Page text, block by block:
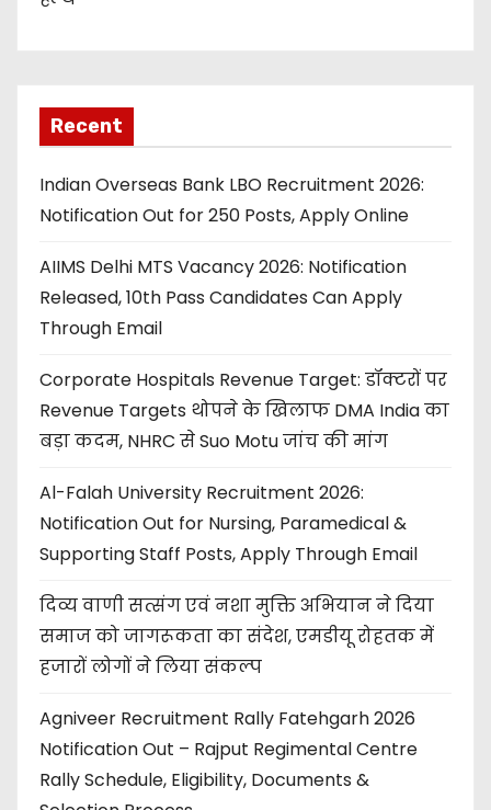
Recent
Indian Overseas Bank LBO Recruitment 2026:
Notification Out for 250 Posts, Apply Online
AIIMS Delhi MTS Vacancy 2026: Notification
Released, 10th Pass Candidates Can Apply
Through Email
Corporate Hospitals Revenue Target: डॉक्टरों पर
Revenue Targets थोपने के खिलाफ DMA India का
बड़ा कदम, NHRC से Suo Motu जांच की मांग
Al-Falah University Recruitment 2026:
Notification Out for Nursing, Paramedical &
Supporting Staff Posts, Apply Through Email
दिव्य वाणी सत्संग एवं नशा मुक्ति अभियान ने दिया
समाज को जागरूकता का संदेश, एमडीयू रोहतक में
हजारों लोगों ने लिया संकल्प
Agniveer Recruitment Rally Fatehgarh 2026
Notification Out – Rajput Regimental Centre
Rally Schedule, Eligibility, Documents &